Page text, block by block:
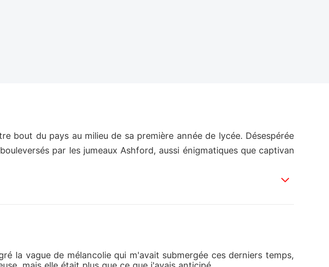
bout du pays au milieu de sa première année de lycée. Désespérée
par les jumeaux Ashford, aussi énigmatiques que captivan
la vague de mélancolie qui m'avait submergée ces derniers temps,